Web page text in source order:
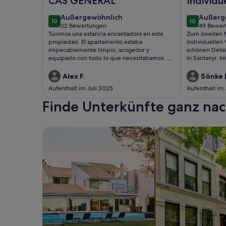
1010 von 10
Außergewöhnlich
außergewöhnlich
32 Bewertungen
(32
bewertungen)
Tuvimos una estancia encantadora en esta
propiedad. El apartamento estaba
impecablemente limpio, acogedor y
equipado con todo lo que necesitábamos. La
alrededores y la comunicación con el
anfitrión fue excelente. Recomendamos este
lugar.
Alex F.
Aufenthalt im Juli 2025
1010 von 10
49
(49
Zum zweiten
individuellen
schönen
in Santanyí.
Sönke
Aufenthalt im
Finde Unterkünfte ganz
Suche nach Ferienhäusern Suche nach